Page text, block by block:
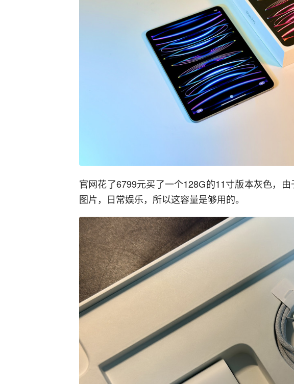
官网花了6799元买了一个128G的11寸版本灰色，
图片，日常娱乐，所以这容量是够用的。